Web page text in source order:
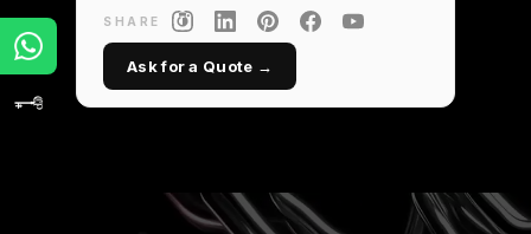
SHARE
Ask for a Quote →